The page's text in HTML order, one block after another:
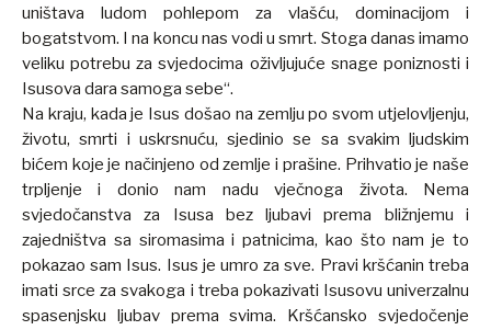
uništava ludom pohlepom za vlašću, dominacijom i
bogatstvom. I na koncu nas vodi u smrt. Stoga danas imamo
veliku potrebu za svjedocima oživljujuće snage poniznosti i
Isusova dara samoga sebe“.
Na kraju, kada je Isus došao na zemlju po svom utjelovljenju,
životu, smrti i uskrsnuću, sjedinio se sa svakim ljudskim
bićem koje je načinjeno od zemlje i prašine. Prihvatio je naše
trpljenje i donio nam nadu vječnoga života. Nema
svjedočanstva za Isusa bez ljubavi prema bližnjemu i
zajedništva sa siromasima i patnicima, kao što nam je to
pokazao sam Isus. Isus je umro za sve. Pravi kršćanin treba
imati srce za svakoga i treba pokazivati Isusovu univerzalnu
spasenjsku ljubav prema svima. Kršćansko svjedočenje